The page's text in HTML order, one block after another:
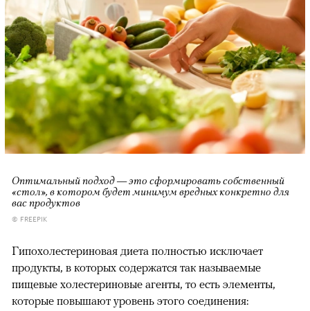
Оптимальный подход — это сформировать собственный
«стол», в котором будет минимум вредных конкретно для
вас продуктов
© FREEPIK
Гипохолестериновая диета полностью исключает
продукты, в которых содержатся так называемые
пищевые холестериновые агенты, то есть элементы,
которые повышают уровень этого соединения: